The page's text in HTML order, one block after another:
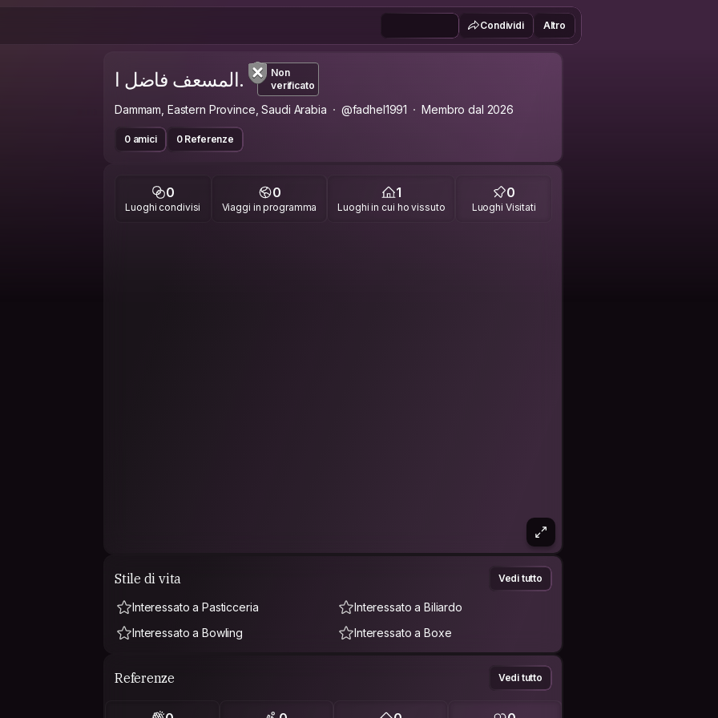
Condividi Altro
المسعف فاضل ا.
Non
verificato
Dammam, Eastern Province, Saudi Arabia @fadhel1991 Membro dal 2026
0 amici 0 Referenze
0
Luoghi condivisi
0
Viaggi in programma
1
Luoghi in cui ho vissuto
0
Luoghi Visitati
Stile di vita Vedi tutto
Interessato a Pasticceria
Interessato a Biliardo
Interessato a Bowling
Interessato a Boxe
Referenze Vedi tutto